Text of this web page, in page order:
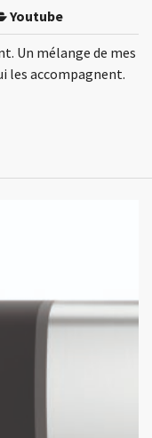
Youtube
Un mélange de mes
les accompagnent.